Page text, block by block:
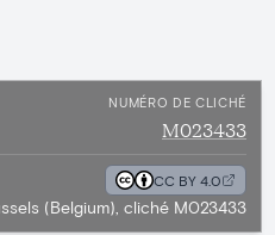
NUMÉRO DE CLICHÉ
M023433
CC BY 4.0
(Belgium), cliché M023433